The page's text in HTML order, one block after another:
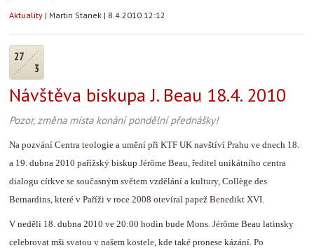
Aktuality | Martin Stanek | 8.4.2010 12:12
27
3
Návštěva biskupa J. Beau 18.4. 2010
Pozor, změna místa konání pondělní přednášky!
Na pozvání Centra teologie a umění při KTF UK navštíví Prahu ve dnech 18.
a 19. dubna 2010 pařížský biskup Jérôme Beau, ředitel unikátního centra
dialogu církve se současným světem vzdělání a kultury, Collège des
Bernardins, které v Paříži v roce 2008 otevíral papež Benedikt XVI.
V neděli 18. dubna 2010 ve 20:00 hodin bude Mons. Jérôme Beau latinsky
celebrovat mši svatou v našem kostele, kde také pronese kázání. Po